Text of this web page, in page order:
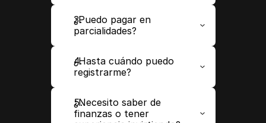
¿Puedo pagar en
parcialidades?
¿Hasta cuándo puedo
registrarme?
¿Necesito saber de
finanzas o tener